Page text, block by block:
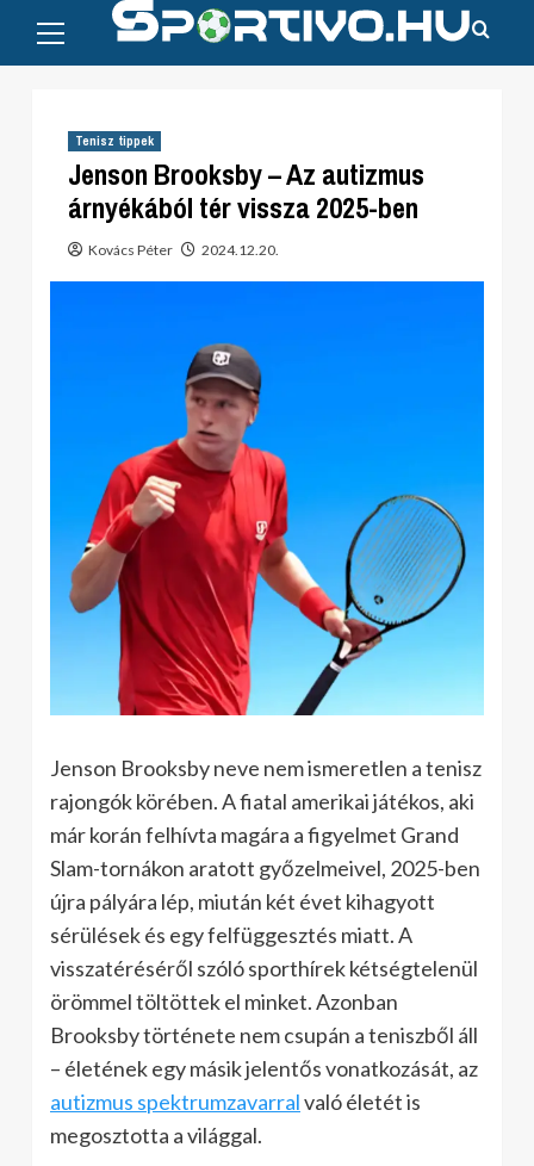
content
Menu
Tenisz tippek
Jenson Brooksby – Az autizmus
árnyékából tér vissza 2025-ben
Kovács Péter 2024.12.20.
Jenson Brooksby neve nem ismeretlen a tenisz
rajongók körében. A fiatal amerikai játékos, aki
már korán felhívta magára a figyelmet Grand
Slam-tornákon aratott győzelmeivel, 2025-ben
újra pályára lép, miután két évet kihagyott
sérülések és egy felfüggesztés miatt. A
visszatéréséről szóló sporthírek kétségtelenül
örömmel töltöttek el minket. Azonban
Brooksby története nem csupán a teniszből áll
– életének egy másik jelentős vonatkozását, az
autizmus spektrumzavarralvaló életét is
megosztotta a világgal.